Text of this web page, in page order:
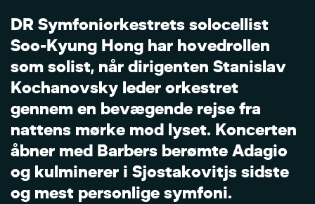
DR Symfoniorkestrets solocellist
Soo-Kyung Hong har hovedrollen
som solist, når dirigenten Stanislav
Kochanovsky leder orkestret
gennem en bevægende rejse fra
nattens mørke mod lyset. Koncerten
åbner med Barbers berømte Adagio
og kulminerer i Sjostakovitjs sidste
og mest personlige symfoni.